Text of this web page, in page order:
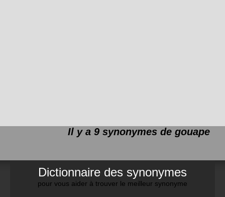
Il y a 9 synonymes de gouape
Dictionnaire des synonymes
pour vous aider à trouver le meilleur synonyme